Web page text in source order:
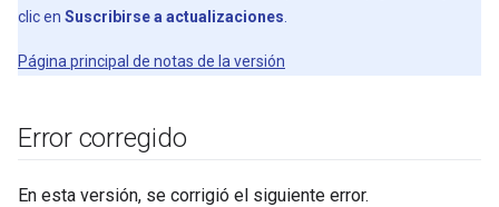
clic en Suscribirse a actualizaciones
Página principal de notas de la versión
Error corregido
En esta versión, se corrigió el siguiente error.